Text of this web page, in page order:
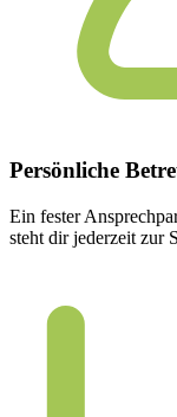
Persönliche
Ein fester
steht dir jederzeit zur